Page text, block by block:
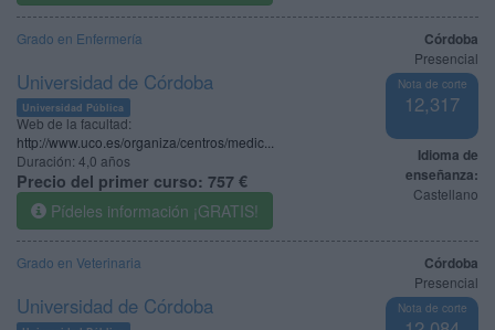
Córdoba
Presencial
Nota de corte
12,317
Idioma de
enseñanza:
Castellano
Grado en Enfermería
Universidad de Córdoba
Universidad Pública
Web de la facultad:
http://www.uco.es/organiza/centros/medic...
Duración: 4,0 años
Precio del primer curso: 757 €
Pídeles información ¡GRATIS!
Córdoba
Presencial
Nota de corte
Grado en Veterinaria
Universidad de Córdoba